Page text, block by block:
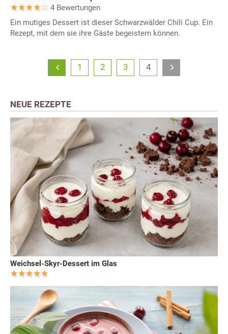
4 Bewertungen
Ein mutiges Dessert ist dieser Schwarzwälder Chili Cup. Ein
Rezept, mit dem sie ihre Gäste begeistern können.
1 2 3 4
NEUE REZEPTE
Weichsel-Skyr-Dessert im Glas